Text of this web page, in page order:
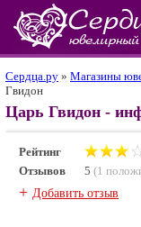
Сердца.ру » Магазины
Гвидон
Царь Гвидон -
Рейтинг
Отзывов
5 (1
+ Добавить отзыв